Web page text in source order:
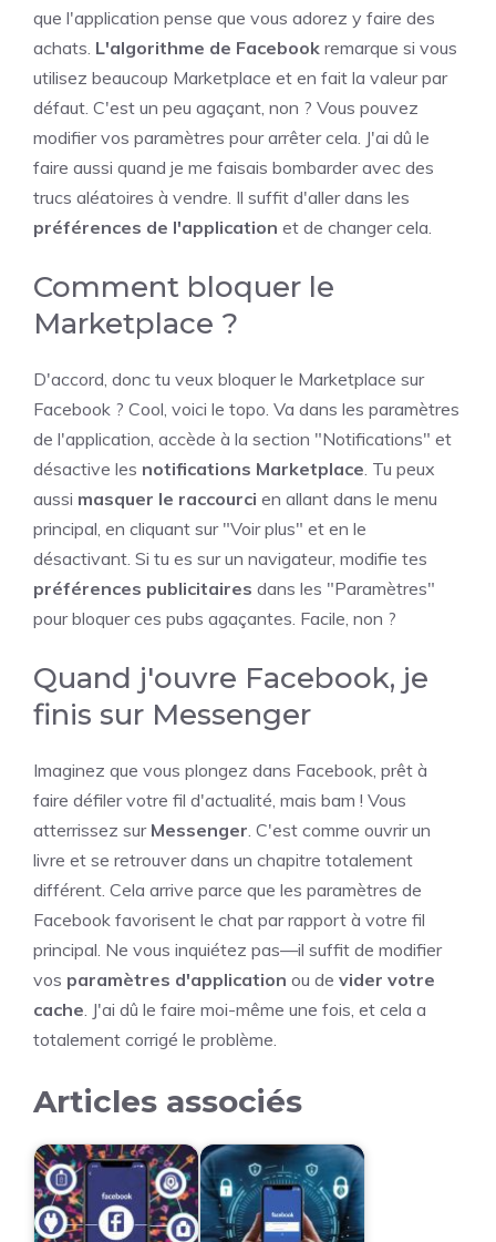
que l'application pense que vous adorez y faire des
achats. L'algorithme de Facebook remarque si vous
utilisez beaucoup Marketplace et en fait la valeur par
défaut. C'est un peu agaçant, non ? Vous pouvez
modifier vos paramètres pour arrêter cela. J'ai dû le
faire aussi quand je me faisais bombarder avec des
trucs aléatoires à vendre. Il suffit d'aller dans les
préférences de l'application et de changer cela.
Comment bloquer le
Marketplace ?
D'accord, donc tu veux bloquer le Marketplace sur
Facebook ? Cool, voici le topo. Va dans les paramètres
de l'application, accède à la section "Notifications" et
désactive les notifications Marketplace . Tu peux
aussi masquer le raccourci en allant dans le menu
principal, en cliquant sur "Voir plus" et en le
désactivant. Si tu es sur un navigateur, modifie tes
préférences publicitaires dans les "Paramètres"
pour bloquer ces pubs agaçantes. Facile, non ?
Quand j'ouvre Facebook, je
finis sur Messenger
Imaginez que vous plongez dans Facebook, prêt à
faire défiler votre fil d'actualité, mais bam ! Vous
atterrissez sur Messenger . C'est comme ouvrir un
livre et se retrouver dans un chapitre totalement
différent. Cela arrive parce que les paramètres de
Facebook favorisent le chat par rapport à votre fil
principal. Ne vous inquiétez pas—il suffit de modifier
vos paramètres d'application ou de vider votre
cache . J'ai dû le faire moi-même une fois, et cela a
totalement corrigé le problème.
Articles associés